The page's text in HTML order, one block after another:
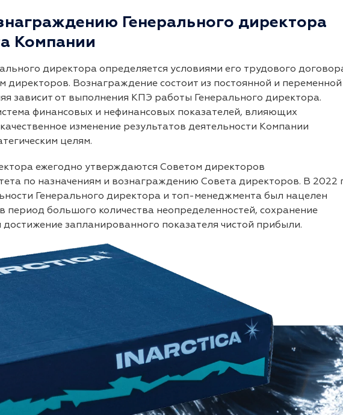
Генерального директора
Компании
директора определяется условиями его трудового
директоров. Вознаграждение состоит из постоянной и переменной
зависит от выполнения КПЭ работы Генерального директора.
финансовых и нефинансовых показателей, влияющих
изменение результатов деятельности Компании
целям.
ежегодно утверждаются Советом директоров
по назначениям и вознаграждению Совета директоров. В 2022
Генерального директора и топ-менеджмента был нацелен
период большого количества неопределенностей, сохранение
достижение запланированного показателя чистой прибыли.